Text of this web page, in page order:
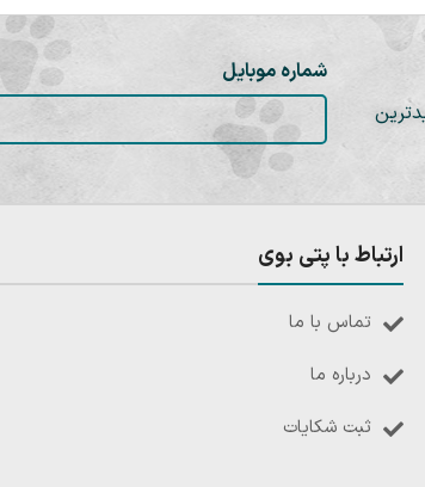
شماره موبایل
ارتباط با پتی بوی
تماس با ما
درباره ما
ثبت شکایات